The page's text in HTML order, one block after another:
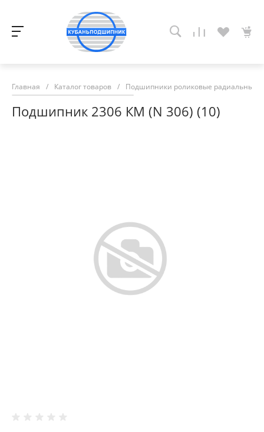
Главная / Каталог товаров / Подшипники роликовые радиальные
Подшипник 2306 КМ (N 306) (10)